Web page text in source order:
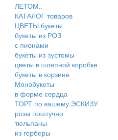
ЛЕТОМ..
КАТАЛОГ товаров
ЦВЕТЫ букеты
букеты из РОЗ
с пионами
букеты из эустомы
цветы в шляпной коробке
букеты в корзине
Монобукеты
в форме сердца
ТОРТ по вашему ЭСКИЗУ
розы поштучно
тюльпаны
из герберы